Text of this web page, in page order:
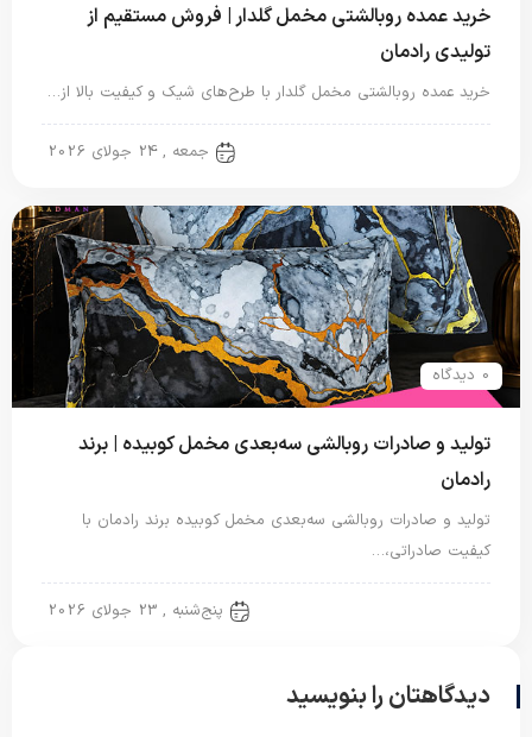
خرید عمده روبالشتی مخمل گلدار | فروش مستقیم از
تولیدی رادمان
خرید عمده روبالشتی مخمل گلدار با طرح‌های شیک و کیفیت بالا از…
جمعه , 24 جولای 2026
0 دیدگاه
تولید و صادرات روبالشی سه‌بعدی مخمل کوبیده | برند
رادمان
تولید و صادرات روبالشی سه‌بعدی مخمل کوبیده برند رادمان با
کیفیت صادراتی،…
پنج‌شنبه , 23 جولای 2026
دیدگاهتان را بنویسید